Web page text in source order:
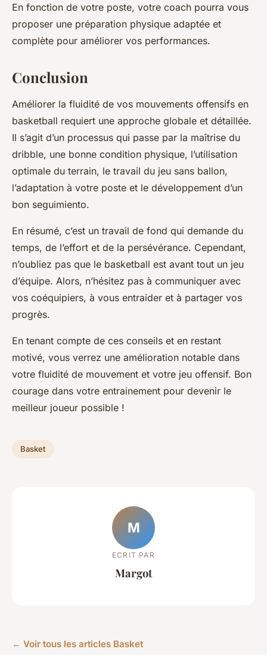
En fonction de votre poste, votre coach pourra vous
proposer une préparation physique adaptée et
complète pour améliorer vos performances.
Conclusion
Améliorer la fluidité de vos mouvements offensifs en
basketball requiert une approche globale et détaillée.
Il s’agit d’un processus qui passe par la maîtrise du
dribble, une bonne condition physique, l’utilisation
optimale du terrain, le travail du jeu sans ballon,
l’adaptation à votre poste et le développement d’un
bon seguimiento.
En résumé, c’est un travail de fond qui demande du
temps, de l’effort et de la persévérance. Cependant,
n’oubliez pas que le basketball est avant tout un jeu
d’équipe. Alors, n’hésitez pas à communiquer avec
vos coéquipiers, à vous entraider et à partager vos
progrès.
En tenant compte de ces conseils et en restant
motivé, vous verrez une amélioration notable dans
votre fluidité de mouvement et votre jeu offensif. Bon
courage dans votre entrainement pour devenir le
meilleur joueur possible !
Basket
M
ECRIT PAR
Margot
← Voir tous les articles Basket